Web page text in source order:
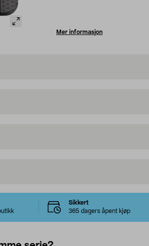
Mer informasjon
Sikkert
365 dagers åpent kjøp